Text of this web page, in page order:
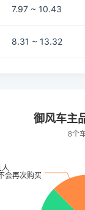
7.97 ~ 10.43
8.31 ~ 13.32